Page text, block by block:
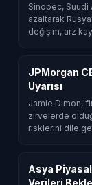
Sinopec, Suudi
azaltarak
değişim, arz
JPMorgan
Uyarısı
Jamie Dimon,
zirvelerde
risklerini dile
Asya
Verileri